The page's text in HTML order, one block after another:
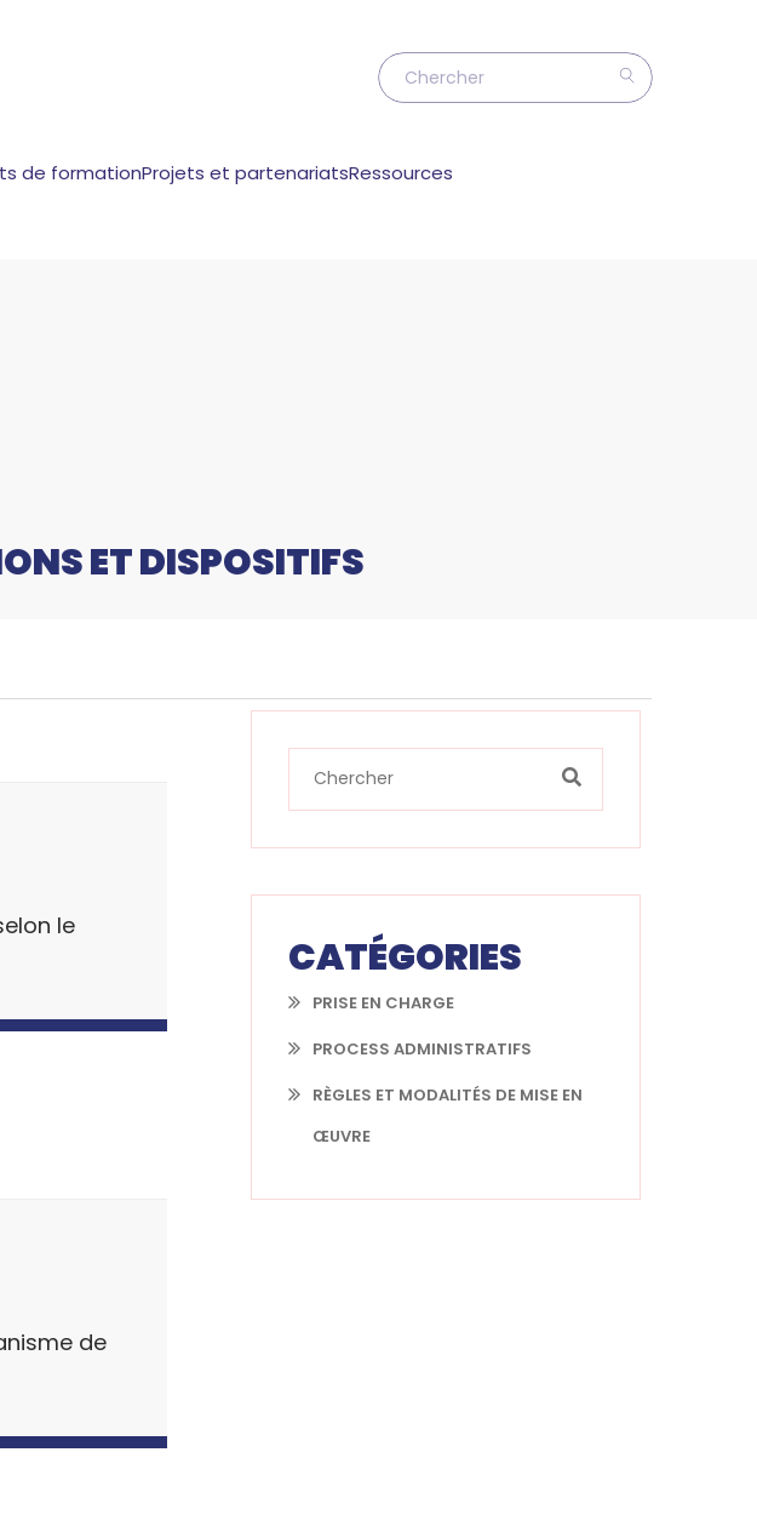
de formationProjets et partenariatsRessources
ET DISPOSITIFS
le
de
CATÉGORIES
PRISE EN CHARGE
PROCESS ADMINISTRATIFS
RÈGLES ET MODALITÉS DE MISE EN
ŒUVRE